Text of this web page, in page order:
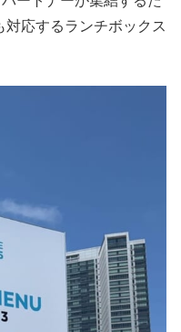
応するランチボックス